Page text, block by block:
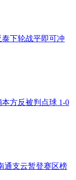
下轮战平即可冲
方反被判点球 1-0
通支云暂登赛区榜